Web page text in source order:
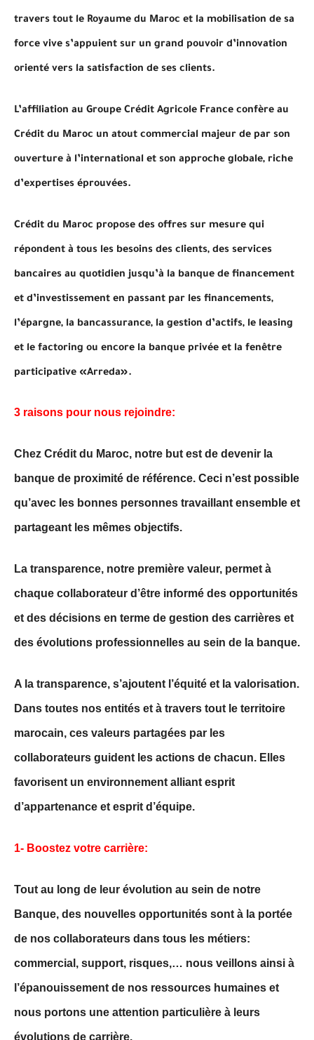
travers tout le Royaume du Maroc et la mobilisation de sa
force vive s’appuient sur un grand pouvoir d’innovation
orienté vers la satisfaction de ses clients.
L’affiliation au Groupe Crédit Agricole France confère au
Crédit du Maroc un atout commercial majeur de par son
ouverture à l’international et son approche globale, riche
d’expertises éprouvées.
Crédit du Maroc propose des offres sur mesure qui
répondent à tous les besoins des clients, des services
bancaires au quotidien jusqu’à la banque de financement
et d’investissement en passant par les financements,
l’épargne, la bancassurance, la gestion d’actifs, le leasing
et le factoring ou encore la banque privée et la fenêtre
participative «Arreda».
3 raisons pour nous rejoindre:
Chez Crédit du Maroc, notre but est de devenir la
banque de proximité de référence. Ceci n’est possible
qu’avec les bonnes personnes travaillant ensemble et
partageant les mêmes objectifs.
La transparence, notre première valeur, permet à
chaque collaborateur d’être informé des opportunités
et des décisions en terme de gestion des carrières et
des évolutions professionnelles au sein de la banque.
A la transparence, s’ajoutent l’équité et la valorisation.
Dans toutes nos entités et à travers tout le territoire
marocain, ces valeurs partagées par les
collaborateurs guident les actions de chacun. Elles
favorisent un environnement alliant esprit
d’appartenance et esprit d’équipe.
1- Boostez votre carrière:
Tout au long de leur évolution au sein de notre
Banque, des nouvelles opportunités sont à la portée
de nos collaborateurs dans tous les métiers:
commercial, support, risques,… nous veillons ainsi à
l’épanouissement de nos ressources humaines et
nous portons une attention particulière à leurs
évolutions de carrière.